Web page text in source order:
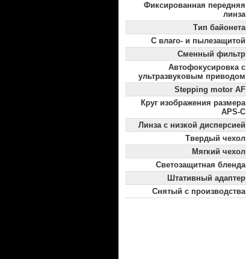
Фиксированная передняя
линза
Тип байонета
С влаго- и пылезащитой
Сменный фильтр
Автофокусировка с
ультразвуковым приводом
Stepping motor AF
Круг изображения размера
APS-C
Линза с низкой дисперсией
Твердый чехол
Мягкий чехол
Светозащитная бленда
Штативный адаптер
Снятый с производства